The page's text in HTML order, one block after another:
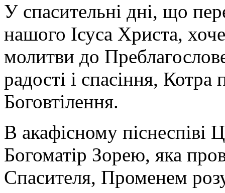
У спасительні дні, що
нашого Ісуса Христа,
молитви до
радості і спасіння,
Боговтілення.
В акафісному піснеспіві
Богоматір Зорею, яка
Спасителя, Променем